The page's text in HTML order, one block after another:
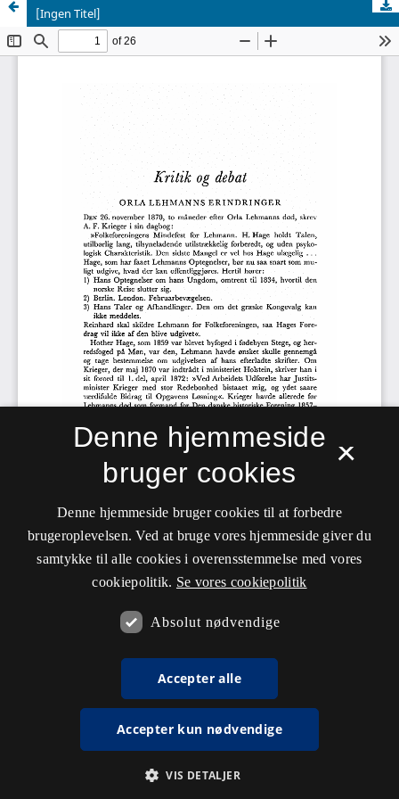
[Ingen Titel]
×
Denne hjemmeside
bruger cookies
Denne hjemmeside bruger cookies til at forbedre
brugeroplevelsen. Ved at bruge vores hjemmeside giver du
samtykke til alle cookies i overensstemmelse med vores
cookiepolitik. Se vores cookiepolitik
Absolut nødvendige
Accepter alle
Accepter kun nødvendige
VIS DETALJER